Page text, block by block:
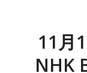
11月
NHK